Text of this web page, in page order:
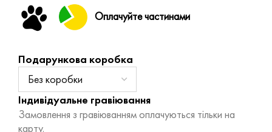
Оплачуйте частинами
Подарункова коробка
Індивідуальне гравіювання
Замовлення з гравіюванням оплачуються тільки на
карту.